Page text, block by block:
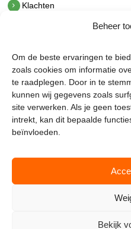
Beheer
Om de beste ervaringen te
zoals cookies om informatie
te raadplegen. Door in te
kunnen wij gegevens zoals
site verwerken. Als je geen
intrekt, kan dit bepaalde
beïnvloeden.
Bekijk
Klachten
hetindustriehuis B.V.
De Hoek 1 1601 MR Enkhuizen
t.0228 53 00 40
e.info@hetindustriehuis.com
KVK 51483904
BTW NL850044522B01